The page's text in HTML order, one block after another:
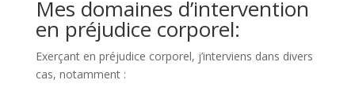
Mes domaines d’intervention
en préjudice corporel:
Exerçant en préjudice corporel, j’interviens dans divers
cas, notamment :